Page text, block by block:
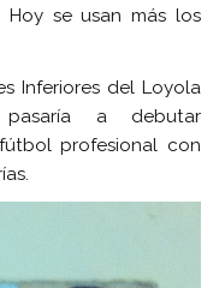
Hoy se usan más los
Inferiores del Loyola
a debutar
profesional con